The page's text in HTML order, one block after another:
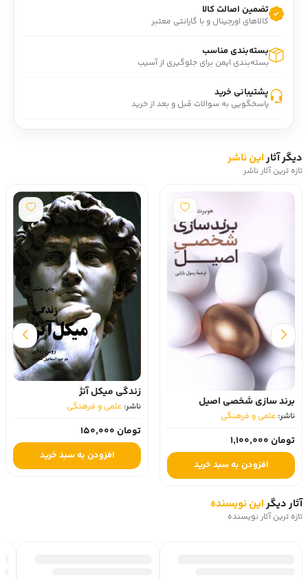
تضمین اصالت کالا
کالاهای اورجینال و با گارانتی معتبر
بسته‌بندی مناسب
بسته‌بندی ایمن برای جلوگیری از آسیب
پشتیبانی خرید
پاسخگویی به سوالات قبل و بعد از خرید
دیگر آثاراین ناشر
تازه ترین آثار ناشر
برند سازی شخصی اصیل
ناشر: علمی و فرهنگی
تومان 1,100,000
افزودن به سبد خرید
زندگی میکل آنژ
ناشر: علمی و فرهنگی
تومان 150,000
افزودن به سبد خرید
آثار دیگراین نویسنده
تازه ترین آثار نویسنده